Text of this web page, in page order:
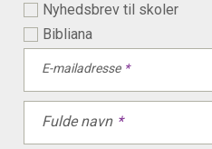
Nyhedsbrev til skoler
Bibliana
E-mailadresse
Fulde navn